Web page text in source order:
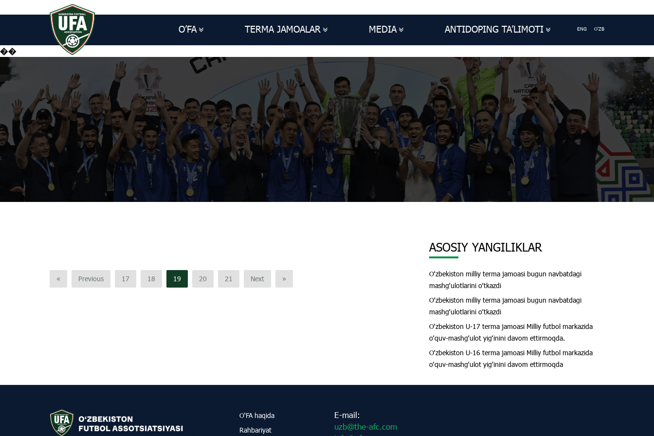
O’FA TERMA JAMOALAR MEDIA ANTIDOPING TA’LIMOTI ENG O'ZB
��
« Previous 17 18 19 20 21 Next »
ASOSIY YANGILIKLAR
Oʻzbekiston milliy terma jamoasi bugun navbatdagi
mashgʻulotlarini oʻtkazdi
Oʻzbekiston milliy terma jamoasi bugun navbatdagi
mashgʻulotlarini oʻtkazdi
Oʻzbekiston U-17 terma jamoasi Milliy futbol markazida
oʻquv-mashgʻulot yigʻinini davom ettirmoqda.
Oʻzbekiston U-16 terma jamoasi Milliy futbol markazida
oʻquv-mashgʻulot yigʻinini davom ettirmoqda
O‘FA haqida
Rahbariyat
E-mail:
uzb@the-afc.com